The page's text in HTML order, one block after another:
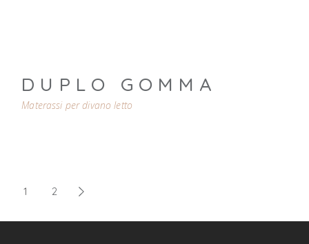
DUPLO GOMMA
Materassi per divano letto
PAGINAZIONE
1 2